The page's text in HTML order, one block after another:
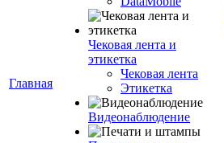
Главная
Чековая лента и
этикетка
Чековая лента
Этикетка
Видеонаблюдение